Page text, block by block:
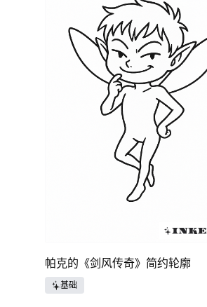
帕克的《剑风传奇》简约轮廓
基础